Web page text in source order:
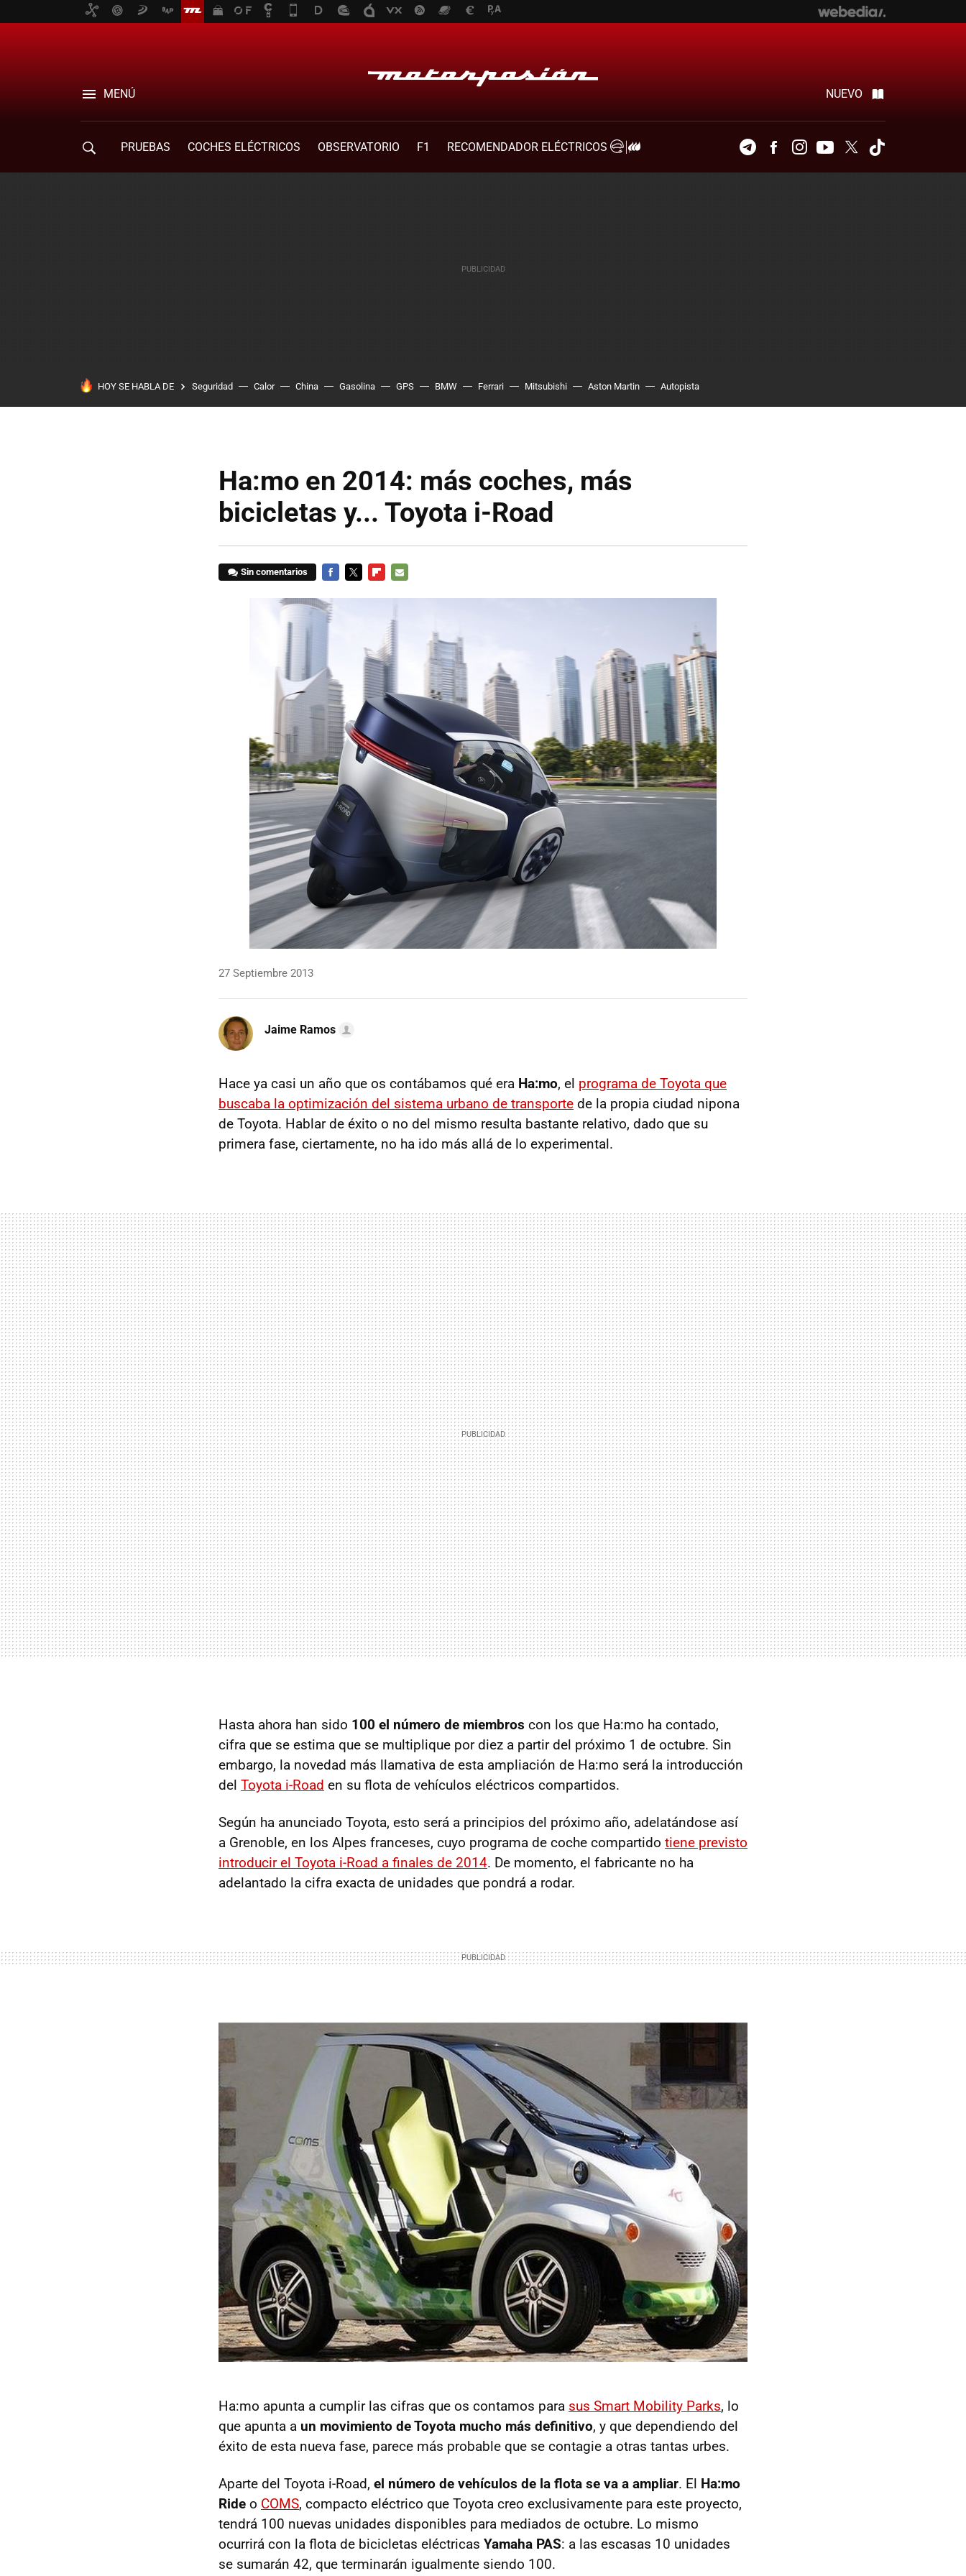
MENÚ NUEVO
PRUEBAS COCHES ELÉCTRICOS OBSERVATORIO F1
RECOMENDADOR ELÉCTRICOS
TelegramFacebookInstagramYoutubeTwitter
HOY SE HABLA DE Seguridad Calor China Gasolina GPS BMW Ferrari Mitsubishi Aston Martin Autopista
Ha:mo en 2014: más coches, más
bicicletas y... Toyota i-Road
Sin comentarios
27 Septiembre 2013
Jaime Ramos
Hace ya casi un año que os contábamos qué era Ha:mo, el programa de Toyota que
buscaba la optimización del sistema urbano de transporte de la propia ciudad nipona
de Toyota. Hablar de éxito o no del mismo resulta bastante relativo, dado que su
primera fase, ciertamente, no ha ido más allá de lo experimental.
Hasta ahora han sido 100 el número de miembros con los que Ha:mo ha contado,
cifra que se estima que se multiplique por diez a partir del próximo 1 de octubre. Sin
embargo, la novedad más llamativa de esta ampliación de Ha:mo será la introducción
del Toyota i-Road en su flota de vehículos eléctricos compartidos.
Según ha anunciado Toyota, esto será a principios del próximo año, adelatándose así
a Grenoble, en los Alpes franceses, cuyo programa de coche compartido tiene previsto
introducir el Toyota i-Road a finales de 2014. De momento, el fabricante no ha
adelantado la cifra exacta de unidades que pondrá a rodar.
Ha:mo apunta a cumplir las cifras que os contamos para sus Smart Mobility Parks, lo
que apunta a un movimiento de Toyota mucho más definitivo, y que dependiendo del
éxito de esta nueva fase, parece más probable que se contagie a otras tantas urbes.
Aparte del Toyota i-Road, el número de vehículos de la flota se va a ampliar. El Ha:mo
Ride o COMS, compacto eléctrico que Toyota creo exclusivamente para este proyecto,
tendrá 100 nuevas unidades disponibles para mediados de octubre. Lo mismo
ocurrirá con la flota de bicicletas eléctricas Yamaha PAS: a las escasas 10 unidades
se sumarán 42, que terminarán igualmente siendo 100.